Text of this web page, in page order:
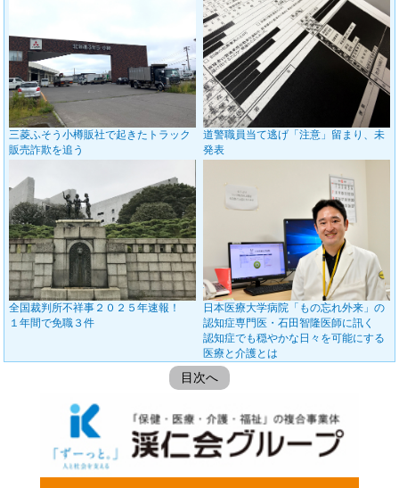
三菱ふそう小樽販社で起きたトラック
販売詐欺を追う
道警職員当て逃げ「注意」留まり、未
発表
全国裁判所不祥事２０２５年速報！
１年間で免職３件
日本医療大学病院「もの忘れ外来」の
認知症専門医・石田智隆医師に訊く
認知症でも穏やかな日々を可能にする
医療と介護とは
目次へ